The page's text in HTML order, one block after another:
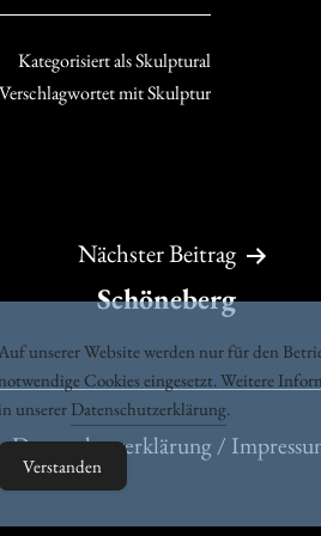
Kategorisiert alsSkulptural
Verschlagwortet mitSkulptur
Nächster Beitrag
Schöneberg
Datenschutzerklärung /
unserer Website werden nur für den
Cookies eingesetzt. Weitere
unserer Datenschutzerklärung.
Verstanden